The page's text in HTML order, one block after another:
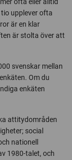
upplever ofta
är en klar
är stolta över att
svenskar mellan
Om du
enkäten
attitydområden
social
nationell
1980-talet, och